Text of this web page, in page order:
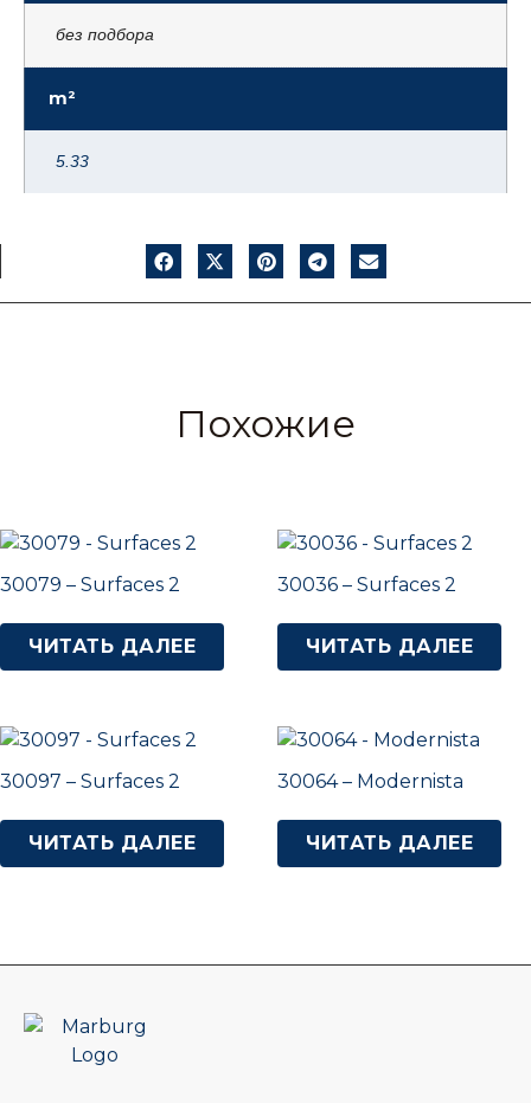
без подбора
m²
5.33
Похожие
30079 – Surfaces 2
ЧИТАТЬ ДАЛЕЕ
30036 – Surfaces 2
ЧИТАТЬ ДАЛЕЕ
30097 – Surfaces 2
ЧИТАТЬ ДАЛЕЕ
30064 – Modernista
ЧИТАТЬ ДАЛЕЕ